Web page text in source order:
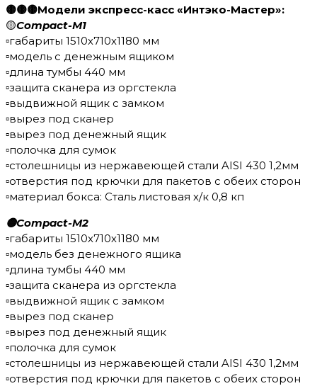
🟡🟡🟡Модели экспресс-касс «Интэко-Мастер»:
🟡Compact-M1
▫️габариты 1510х710х1180 мм
▫️модель с денежным ящиком
▫️длина тумбы 440 мм
▫️защита сканера из оргстекла
▫️выдвижной ящик с замком
▫️вырез под сканер
▫️вырез под денежный ящик
▫️полочка для сумок
▫️столешницы из нержавеющей стали AISI 430 1,2мм
▫️отверстия под крючки для пакетов с обеих сторон
▫️материал бокса: Сталь листовая х/к 0,8 кп
🟡Compact-M2
▫️габариты 1510х710х1180 мм
▫️модель без денежного ящика
▫️длина тумбы 440 мм
▫️защита сканера из оргстекла
▫️выдвижной ящик с замком
▫️вырез под сканер
▫️вырез под денежный ящик
▫️полочка для сумок
▫️столешницы из нержавеющей стали AISI 430 1,2мм
▫️отверстия под крючки для пакетов с обеих сторон